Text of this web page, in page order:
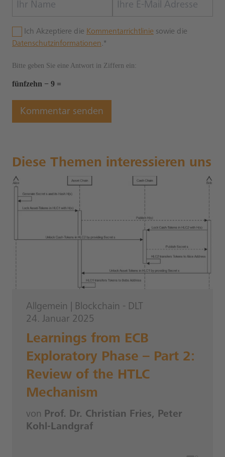
Ich Akzeptiere die Kommentarrichtlinie sowie die
Datenschutzinformationen.*
Bitte geben Sie eine Antwort in Ziffern ein:
fünfzehn − 9 =
Diese Themen interessieren uns
Allgemein
Blockchain - DLT
24. Januar 2025
Learnings from ECB
Exploratory Phase – Part 2:
Review of the HTLC
Mechanism
von Prof. Dr. Christian Fries, Peter
Kohl-Landgraf